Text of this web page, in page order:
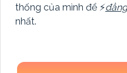
thống của mình để ️⚡
nhất.